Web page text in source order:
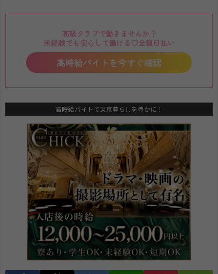
高級クラブで働きませんか？
未経験でも安心して働ける♡全額日払い
高時給バイトを今すぐ確認
高時給バイトで東京暮らしを豊かに！